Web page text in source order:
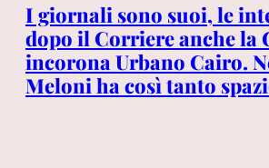
I giornali sono suoi, le
dopo il Corriere anche la
incorona Urbano Cairo.
Meloni ha così tanto